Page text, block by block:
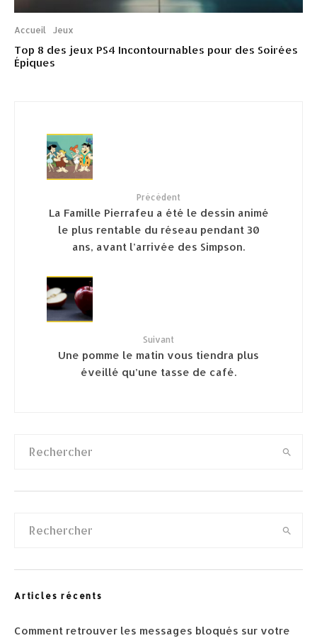
Accueil Jeux
Top 8 des jeux PS4 Incontournables pour des Soirées
Épiques
Précédent
La Famille Pierrafeu a été le dessin animé
le plus rentable du réseau pendant 30
ans, avant l’arrivée des Simpson.
Suivant
Une pomme le matin vous tiendra plus
éveillé qu’une tasse de café.
Articles récents
Comment retrouver les messages bloqués sur votre